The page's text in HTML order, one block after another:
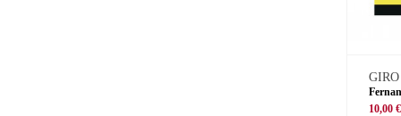
10,00 €